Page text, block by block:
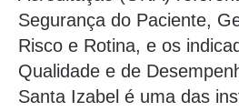
Segurança do Paciente,
Risco e Rotina, e os
Qualidade e de
Santa Izabel é uma das